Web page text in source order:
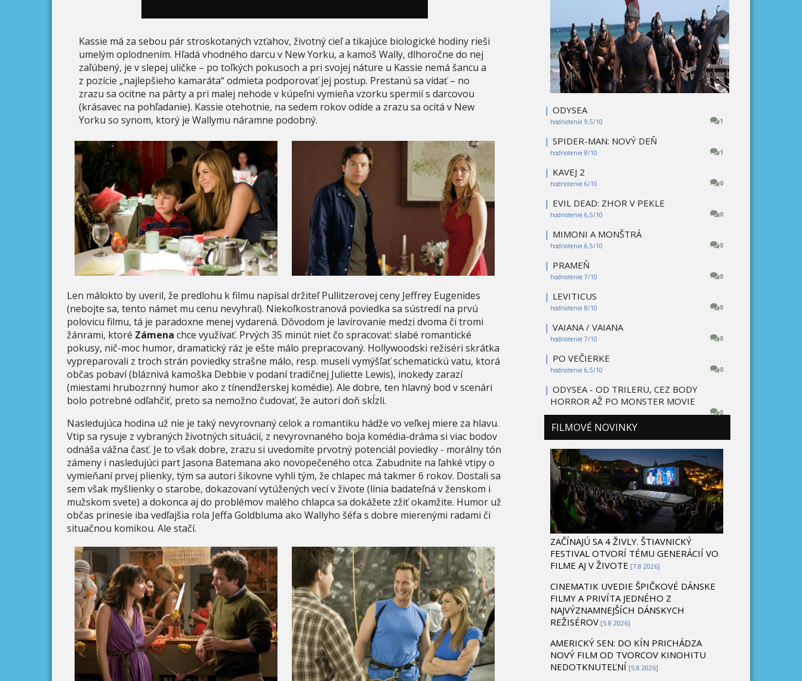
Kassie má za sebou pár stroskotaných vzťahov, životný cieľ a tikajúce biologické hodiny rieši
umelým oplodnením. Hľadá vhodného darcu v New Yorku, a kamoš Wally, dlhoročne do nej
zaľúbený, je v slepej uličke – po toľkých pokusoch a pri svojej náture u Kassie nemá šancu a
z pozície „najlepšieho kamaráta“ odmieta podporovať jej postup. Prestanú sa vídať – no
zrazu sa ocitne na párty a pri malej nehode v kúpeľni vymieňa vzorku spermií s darcovou
(krásavec na pohľadanie). Kassie otehotnie, na sedem rokov odíde a zrazu sa ocitá v New
Yorku so synom, ktorý je Wallymu náramne podobný.
Len málokto by uveril, že predlohu k filmu napísal držiteľ Pullitzerovej ceny Jeffrey Eugenides
(nebojte sa, tento námet mu cenu nevyhral). Niekoľkostranová poviedka sa sústredí na prvú
polovicu filmu, tá je paradoxne menej vydarená. Dôvodom je lavírovanie medzi dvoma či tromi
žánrami, ktoré Zámena chce využívať. Prvých 35 minút niet čo spracovať: slabé romantické
pokusy, nič-moc humor, dramatický ráz je ešte málo prepracovaný. Hollywoodski režiséri skrátka
vypreparovali z troch strán poviedky strašne málo, resp. museli vymýšľať schematickú vatu, ktorá
občas pobaví (bláznivá kamoška Debbie v podaní tradičnej Juliette Lewis), inokedy zarazí
(miestami hrubozrnný humor ako z tínendžerskej komédie). Ale dobre, ten hlavný bod v scenári
bolo potrebné odľahčiť, preto sa nemožno čudovať, že autori doň skĺzli.
Nasledujúca hodina už nie je taký nevyrovnaný celok a romantiku hádže vo veľkej miere za hlavu.
Vtip sa rysuje z vybraných životných situácií, z nevyrovnaného boja komédia-dráma si viac bodov
odnáša vážna časť. Je to však dobre, zrazu si uvedomíte prvotný potenciál poviedky - morálny tón
zámeny i nasledujúci part Jasona Batemana ako novopečeného otca. Zabudnite na ľahké vtipy o
vymieňaní prvej plienky, tým sa autori šikovne vyhli tým, že chlapec má takmer 6 rokov. Dostali sa
sem však myšlienky o starobe, dokazovaní vytúžených vecí v živote (línia badateľná v ženskom i
mužskom svete) a dokonca aj do problémov malého chlapca sa dokážete zžiť okamžite. Humor už
občas prinesie iba vedľajšia rola Jeffa Goldbluma ako Wallyho šéfa s dobre mierenými radami či
situačnou komikou. Ale stačí.
| ODYSEA
1
hodnotenie 9,5/10
| SPIDER-MAN: NOVÝ DEŇ
1
hodnotenie 8/10
| KAVEJ 2
0
hodnotenie 6/10
| EVIL DEAD: ZHOR V PEKLE
0
hodnotenie 6,5/10
| MIMONI A MONŠTRÁ
0
hodnotenie 6,5/10
| PRAMEŇ
0
hodnotenie 7/10
| LEVITICUS
0
hodnotenie 8/10
| VAIANA / VAIANA
0
hodnotenie 7/10
| PO VEČIERKE
0
hodnotenie 6,5/10
| ODYSEA - OD TRILERU, CEZ BODY
HORROR AŽ PO MONSTER MOVIE
0
FILMOVÉ NOVINKY
ZAČÍNAJÚ SA 4 ŽIVLY. ŠTIAVNICKÝ
FESTIVAL OTVORÍ TÉMU GENERÁCIÍ VO
FILME AJ V ŽIVOTE [7.8 2026]
CINEMATIK UVEDIE ŠPIČKOVÉ DÁNSKE
FILMY A PRIVÍTA JEDNÉHO Z
NAJVÝZNAMNEJŠÍCH DÁNSKYCH
REŽISÉROV [5.8 2026]
AMERICKÝ SEN: DO KÍN PRICHÁDZA
NOVÝ FILM OD TVORCOV KINOHITU
NEDOTKNUTEĽNÍ [5.8 2026]